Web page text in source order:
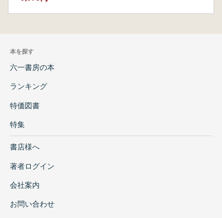
本を探す
六一書房の本
ランキング
特価図書
特集
書店様へ
著者ログイン
会社案内
お問い合わせ